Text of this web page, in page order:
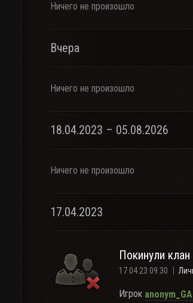
Ничего не произошло
Вчера
Ничего не произошло
18.04.2023 – 05.08.2026
Ничего не произошло
17.04.2023
Покинули клан
17.04.23 09:30
Игрок